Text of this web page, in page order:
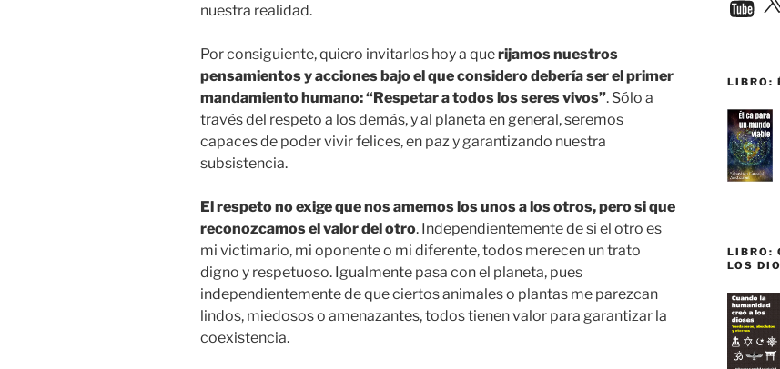
nuestra realidad.
Por consiguiente, quiero invitarlos hoy a querijamos nuestros
pensamientos y acciones bajo el que considero debería ser el primer
mandamiento humano: “Respetar a todos los seres vivos”. Sólo a
través del respeto a los demás, y al planeta en general, seremos
capaces de poder vivir felices, en paz y garantizando nuestra
subsistencia.
El respeto no exige que nos amemos los unos a los otros, pero si que
reconozcamos el valor del otro. Independientemente de si el otro es
mi victimario, mi oponente o mi diferente, todos merecen un trato
digno y respetuoso. Igualmente pasa con el planeta, pues
independientemente de que ciertos animales o plantas me parezcan
lindos, miedosos o amenazantes, todos tienen valor para garantizar la
coexistencia.
LIBRO:
LIBRO:
LOS